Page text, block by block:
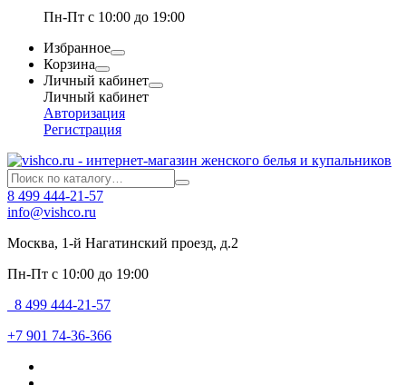
Пн-Пт с 10:00 до 19:00
Избранное
Корзина
Личный кабинет
Личный кабинет
Авторизация
Регистрация
8 499 444-21-57
info@vishco.ru
Москва, 1-й Нагатинский проезд, д.2
Пн-Пт с 10:00 до 19:00
8 499 444-21-57
+7 901 74-36-366